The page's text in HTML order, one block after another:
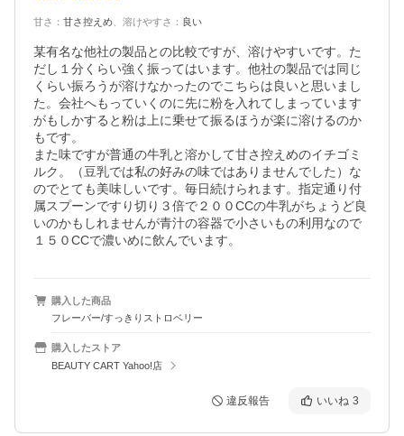
甘さ ： 甘さ控えめ 溶けやすさ ： 良い
某有名な他社の製品との比較ですが、溶けやすいです。た
だし１分くらい強く振ってはいます。他社の製品では同じ
くらい振ろうが溶けなかったのでこちらは良いと思いまし
た。会社へもっていくのに先に粉を入れてしまっています
がもしかすると粉は上に乗せて振るほうが楽に溶けるのか
もです。
また味ですが普通の牛乳と溶かして甘さ控えめのイチゴミ
ルク。（豆乳では私の好みの味ではありませんでした）な
のでとても美味しいです。毎日続けられます。指定通り付
属スプーンですり切り３倍で２００CCの牛乳がちょうど良
いのかもしれませんが青汁の容器で小さいもの利用なので
１５０CCで濃いめに飲んでいます。
購入した商品
フレーバー/すっきりストロベリー
購入したストア
BEAUTY CART Yahoo!店
違反報告 いいね 3